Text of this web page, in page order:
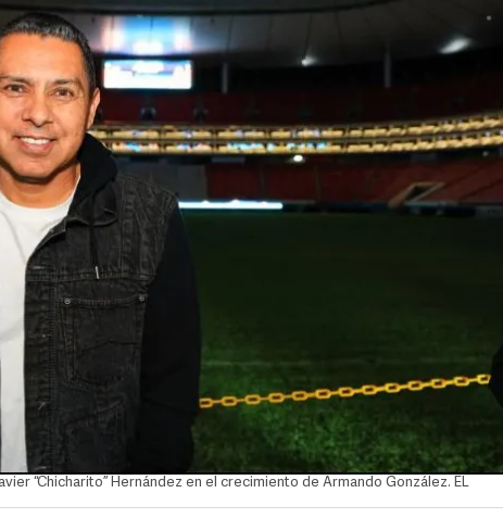
“Chicharito” Hernández en el crecimiento de Armando González. EL